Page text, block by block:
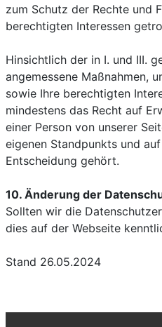
zum Schutz der Rechte und
berechtigten Interessen
Hinsichtlich der in I. und III.
angemessene Maßnahmen,
sowie Ihre berechtigten
mindestens das Recht auf
einer Person von unserer
eigenen Standpunkts und
Entscheidung gehört.
10. Änderung der
Sollten wir die
dies auf der Webseite
Stand 26.05.2024